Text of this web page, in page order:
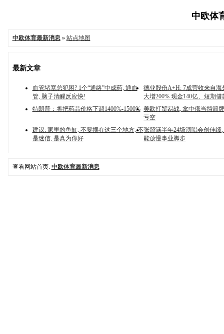
中欧体
中欧体育最新消息» 站点地图
最新文章
血管堵塞总犯困? 1个“通络”中成药, 通血
管, 脑子清醒反应快!
德业股份A+H: 7成营收来自海
大增200% 现金140亿、短期借
特朗普：将把药品价格下调1400%-1500% 美欧打贸易战, 拿中俄当挡箭
亏空
建议: 家里的鱼缸, 不要摆在这三个地方, 不
是迷信, 是真为你好
张韶涵半年24场演唱会创佳绩
能放慢事业脚步
查看网站首页: 中欧体育最新消息